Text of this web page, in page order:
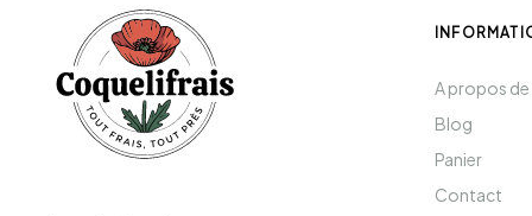
A propos de
Blog
Panier
Contact